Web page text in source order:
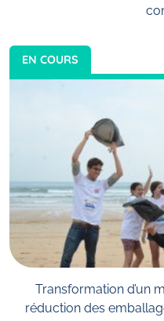
EN COURS
Transformation d’un
réduction des